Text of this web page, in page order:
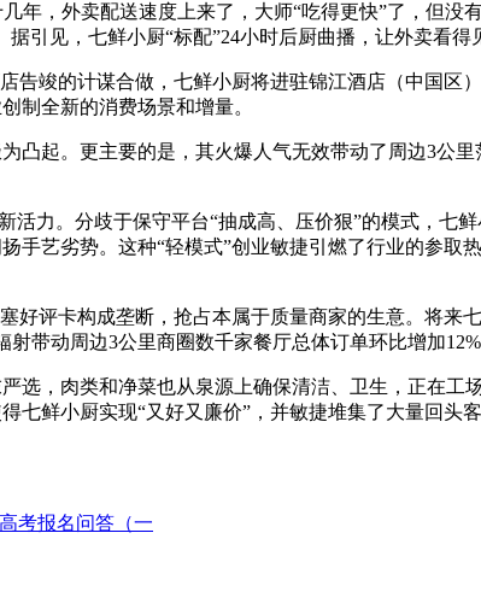
，外卖配送速度上来了，大师“吃得更快”了，但没
见，七鲜小厨“标配”24小时后厨曲播，让外卖看得
竣的计谋合做，七鲜小厨将进驻锦江酒店（中国区
制全新的消费场景和增量。
起。更主要的是，其火爆人气无效带动了周边3公里
。分歧于保守平台“抽成高、压价狠”的模式，七鲜
艺劣势。这种“轻模式”创业敏捷引燃了行业的参取
评卡构成垄断，抢占本属于质量商家的生意。将来
带动周边3公里商圈数千家餐厅总体订单环比增加
，肉类和净菜也从泉源上确保清洁、卫生，正在工
鲜小厨实现“又好又廉价”，并敏捷堆集了大量回头
考报名问答（一